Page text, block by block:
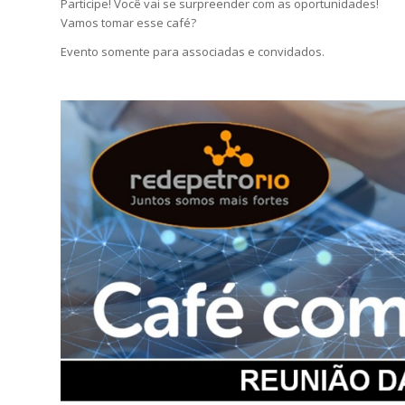
Participe! Você vai se surpreender com as oportunidades!
Vamos tomar esse café?
Evento somente para associadas e convidados.